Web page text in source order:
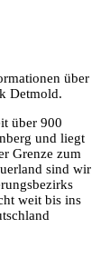
über
Detmold.
über 900
und liegt
Grenze zum
sind wir
weit bis ins